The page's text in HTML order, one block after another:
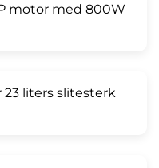
motor med 800W
liters slitesterk